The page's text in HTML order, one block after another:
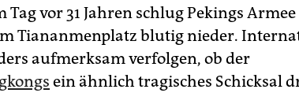
vor 31 Jahren schlug Pekings
Tiananmenplatz blutig nieder.
aufmerksam verfolgen, ob der
ein ähnlich tragisches Schicksal